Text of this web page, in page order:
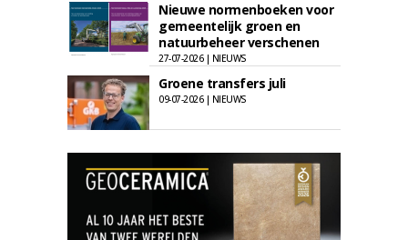
Nieuwe normenboeken voor
gemeentelijk groen en
natuurbeheer verschenen
27-07-2026 | NIEUWS
Groene transfers juli
09-07-2026 | NIEUWS